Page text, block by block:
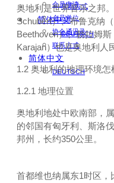
联系方式
简体中文
DEUTSCH
会员申请
会员单位
协会通讯录
联系方式
简体中文
DEUTSCH
奥地利是世界音乐之邦
Schubert）、布鲁克纳
Beethoven）、勃拉姆
Karajan）也是奥地利人
1.2 奥地利的地理环境怎
1.2.1 地理位置
奥地利地处中欧南部，
的邻国有匈牙利、斯洛
邦州，长约350公里。
首都维也纳属东1时区，